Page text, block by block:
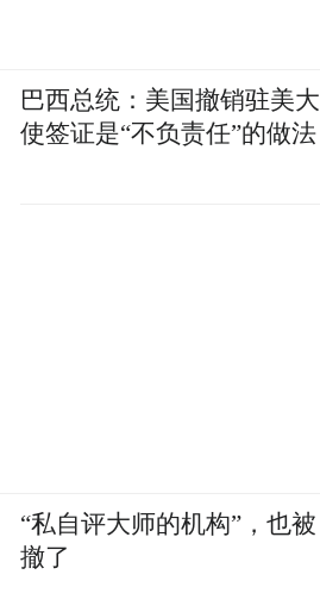
巴西总统：美国撤销驻美大
使签证是“不负责任”的做法
“私自评大师的机构”，也被
撤了